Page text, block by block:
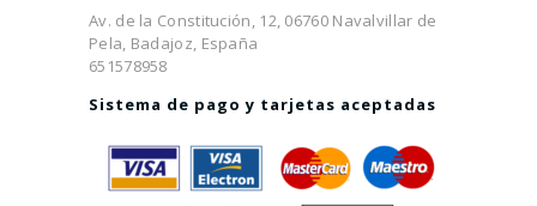
Av. de la Constitución, 12, 06760 Navalvillar de
Pela, Badajoz, España
651578958
Sistema de pago y tarjetas aceptadas